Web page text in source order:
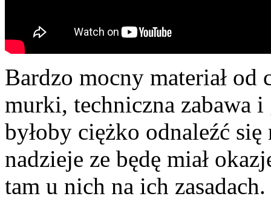
Bardzo mocny materiał
murki, techniczna zabawa
byłoby ciężko odnaleźć
nadzieje ze będę miał
tam u nich na ich zasadach.